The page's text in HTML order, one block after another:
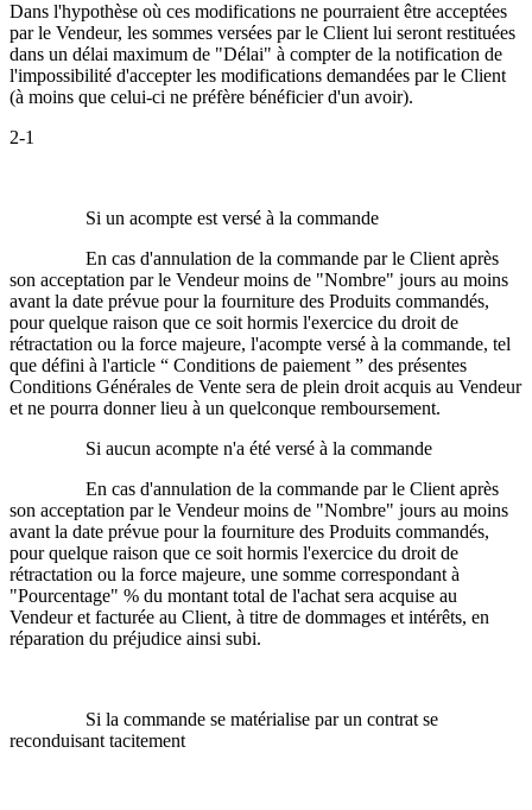
Dans l'hypothèse où ces modifications ne pourraient être acceptées
par le Vendeur, les sommes versées par le Client lui seront restituées
dans un délai maximum de "Délai" à compter de la notification de
l'impossibilité d'accepter les modifications demandées par le Client
(à moins que celui-ci ne préfère bénéficier d'un avoir).
2-1
Si un acompte est versé à la commande
En cas d'annulation de la commande par le Client après
son acceptation par le Vendeur moins de "Nombre" jours au moins
avant la date prévue pour la fourniture des Produits commandés,
pour quelque raison que ce soit hormis l'exercice du droit de
rétractation ou la force majeure, l'acompte versé à la commande, tel
que défini à l'article “ Conditions de paiement ” des présentes
Conditions Générales de Vente sera de plein droit acquis au Vendeur
et ne pourra donner lieu à un quelconque remboursement.
Si aucun acompte n'a été versé à la commande
En cas d'annulation de la commande par le Client après
son acceptation par le Vendeur moins de "Nombre" jours au moins
avant la date prévue pour la fourniture des Produits commandés,
pour quelque raison que ce soit hormis l'exercice du droit de
rétractation ou la force majeure, une somme correspondant à
"Pourcentage" % du montant total de l'achat sera acquise au
Vendeur et facturée au Client, à titre de dommages et intérêts, en
réparation du préjudice ainsi subi.
Si la commande se matérialise par un contrat se
reconduisant tacitement